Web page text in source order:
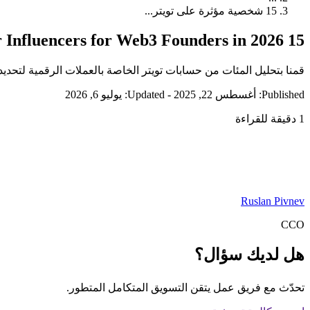
15 شخصية مؤثرة على تويتر...
15 Must-Follow Crypto Twitter Influencers for Web3 Founders in 2026
قمنا بتحليل المئات من حسابات تويتر الخاصة بالعملات الرقمية لتحديد 15 من المؤثرين الذين
Published: أغسطس 22, 2025 - Updated: يوليو 6, 2026
1 دقيقة للقراءة
Ruslan Pivnev
CCO
هل لديك سؤال؟
تحدّث مع فريق عمل يتقن التسويق المتكامل المتطور.